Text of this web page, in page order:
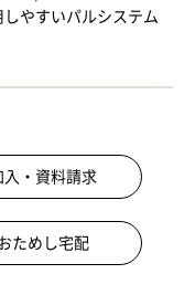
しやすいパルシステム
入・資料請求
ためし宅配